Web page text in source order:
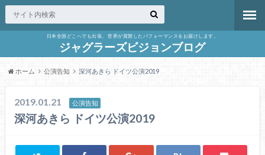
日本全国どこへでも出張。 世界が賞賛したパフォーマンスをお届けします。
ジャグラーズビジョンブログ
ホーム 公演告知 深河あきら ドイツ公演2019
2019.01.21 公演告知
深河あきら ドイツ公演2019